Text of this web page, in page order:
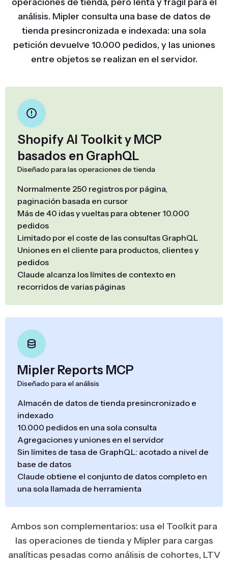
análisis. Mipler consulta una base de datos de
tienda presincronizada e indexada: una sola
petición devuelve 10.000 pedidos, y las uniones
entre objetos se realizan en el servidor.
Shopify AI Toolkit y MCP
basados en GraphQL
Diseñado para las operaciones de tienda
Normalmente 250 registros por página,
paginación basada en cursor
Más de 40 idas y vueltas para obtener 10.000
pedidos
Limitado por el coste de las consultas GraphQL
Uniones en el cliente para productos, clientes y
pedidos
Claude alcanza los límites de contexto en
recorridos de varias páginas
Mipler Reports MCP
Diseñado para el análisis
Almacén de datos de tienda presincronizado e
indexado
10.000 pedidos en una sola consulta
Agregaciones y uniones en el servidor
Sin límites de tasa de GraphQL: acotado a nivel de
base de datos
Claude obtiene el conjunto de datos completo en
una sola llamada de herramienta
Ambos son complementarios: usa el Toolkit para
las operaciones de tienda y Mipler para cargas
analíticas pesadas como análisis de cohortes, LTV